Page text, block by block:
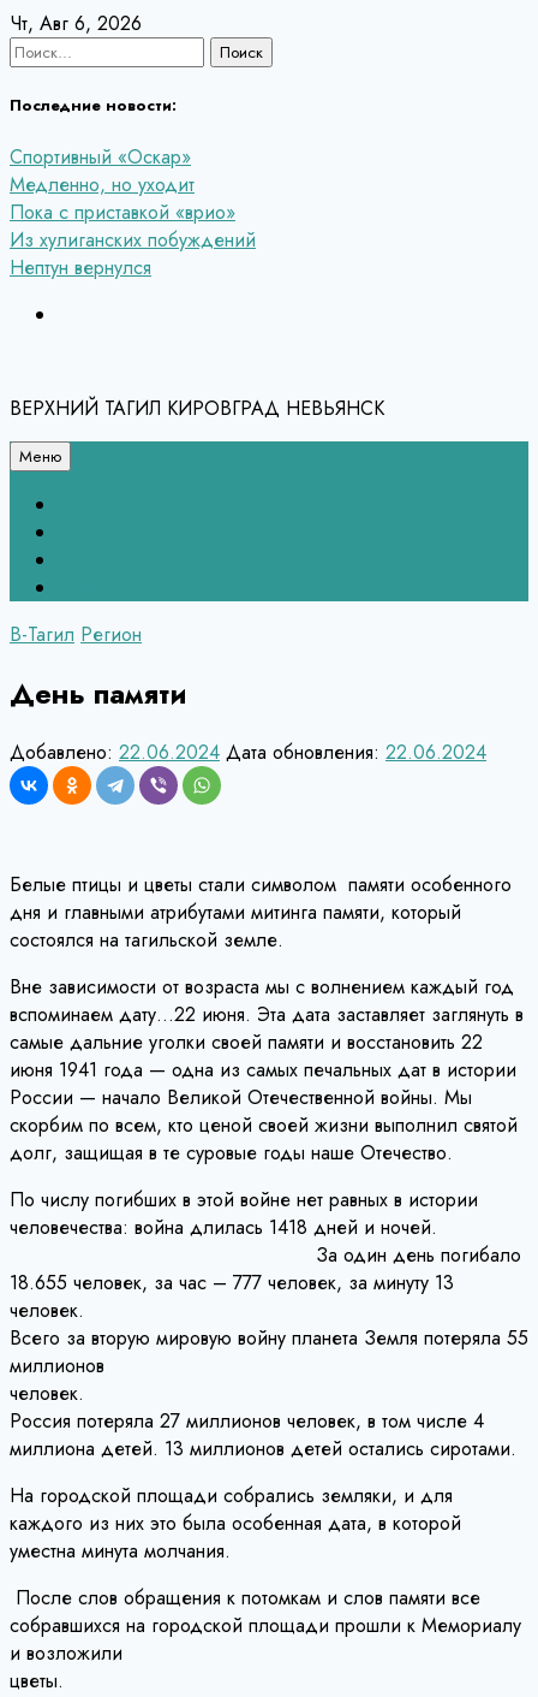
Перейти
к
Чт, Авг 6, 2026
Найти:
Последние новости:
Спортивный «Оскар»
Медленно, но уходит
Пока с приставкой «врио»
Из хулиганских побуждений
Нептун вернулся
ВЕРХНИЙ ТАГИЛ КИРОВГРАД НЕВЬЯНСК
Меню
В-Тагил Регион
День памяти
Добавлено: 22.06.2024 Дата обновления: 22.06.2024
Белые птицы и цветы стали символом памяти особенного
дня и главными атрибутами митинга памяти, который
состоялся на тагильской земле.
Вне зависимости от возраста мы с волнением каждый год
вспоминаем дату…22 июня. Эта дата заставляет заглянуть в
самые дальние уголки своей памяти и восстановить 22
июня 1941 года — одна из самых печальных дат в истории
России — начало Великой Отечественной войны. Мы
скорбим по всем, кто ценой своей жизни выполнил святой
долг, защищая в те суровые годы наше Отечество.
По числу погибших в этой войне нет равных в истории
человечества: война длилась 1418 дней и ночей.
За один день погибало
18.655 человек, за час – 777 человек, за минуту 13
Всего за вторую мировую войну планета Земля потеряла 55
миллионов
Россия потеряла 27 миллионов человек, в том числе 4
миллиона детей. 13 миллионов детей остались сиротами.
На городской площади собрались земляки, и для
каждого из них это была особенная дата, в которой
уместна минута молчания.
После слов обращения к потомкам и слов памяти все
собравшихся на городской площади прошли к Мемориалу
и возложили
цветы.